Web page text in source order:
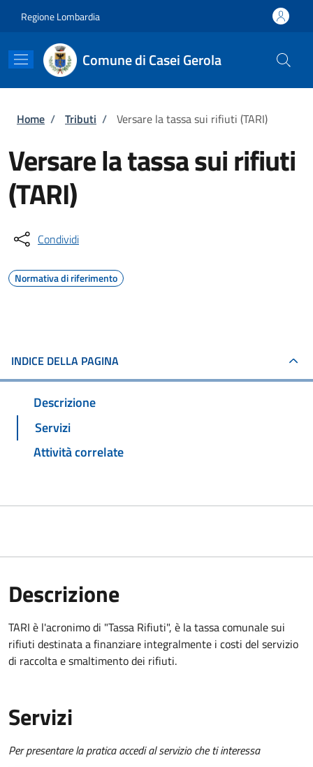
Regione Lombardia
Comune di Casei Gerola
Briciole di pane
Home / Tributi / Versare la tassa sui rifiuti (TARI)
Versare la tassa sui rifiuti
(TARI)
Condividi
Normativa di riferimento
INDICE DELLA PAGINA
Descrizione
Servizi
Attività correlate
Descrizione
TARI è l'acronimo di "Tassa Rifiuti", è la tassa comunale sui
rifiuti destinata a finanziare integralmente i costi del servizio
di raccolta e smaltimento dei rifiuti.
Servizi
Per presentare la pratica accedi al servizio che ti interessa